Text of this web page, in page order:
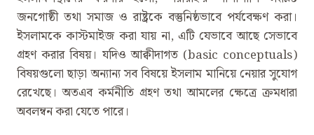
জনগোষ্ঠী তথা সমাজ ও রাষ্ট্রকে বস্তুনিষ্ঠভাবে পর্যবেক্ষণ করা।
ইসলামকে কাস্টমাইজ করা যায় না, এটি যেভাবে আছে সেভাবে
গ্রহণ করার বিষয়। যদিও আক্বীদাগত (basic conceptuals)
বিষয়গুলো ছাড়া অন্যান্য সব বিষয়ে ইসলাম মানিয়ে নেয়ার সুযোগ
রেখেছে। অতএব কর্মনীতি গ্রহণ তথা আমলের ক্ষেত্রে ক্রমধারা
অবলম্বন করা যেতে পারে।